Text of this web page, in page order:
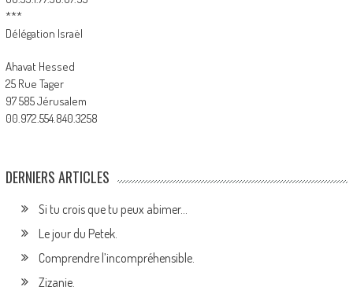
***
Délégation Israël
Ahavat Hessed
25 Rue Tager
97 585 Jérusalem
00.972.554.840.3258
DERNIERS ARTICLES
Si tu crois que tu peux abimer…
Le jour du Petek.
Comprendre l’incompréhensible.
Zizanie.